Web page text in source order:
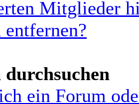
Mitglieder
ein Forum